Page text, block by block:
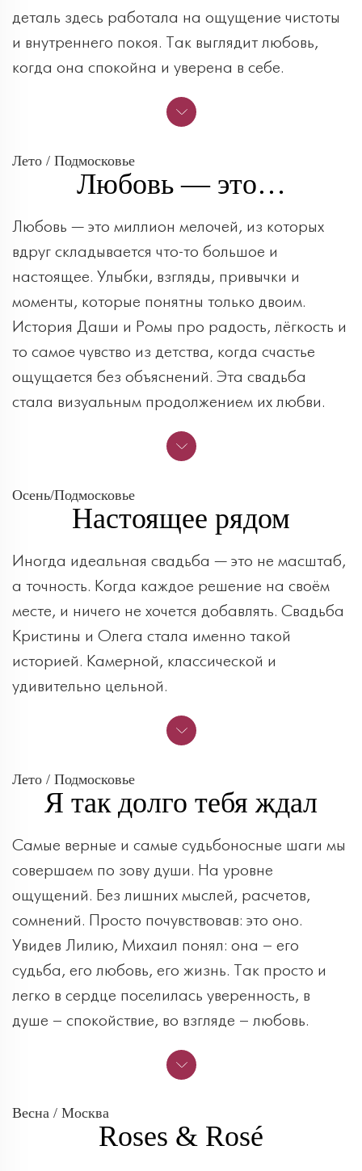
деталь здесь работала на ощущение чистоты
и внутреннего покоя. Так выглядит любовь,
когда она спокойна и уверена в себе.
Лето / Подмосковье
Любовь — это…
Любовь — это миллион мелочей, из которых
вдруг складывается что-то большое и
настоящее. Улыбки, взгляды, привычки и
моменты, которые понятны только двоим.
История Даши и Ромы про радость, лёгкость и
то самое чувство из детства, когда счастье
ощущается без объяснений. Эта свадьба
стала визуальным продолжением их любви.
Осень/Подмосковье
Настоящее рядом
Иногда идеальная свадьба — это не масштаб,
а точность. Когда каждое решение на своём
месте, и ничего не хочется добавлять. Свадьба
Кристины и Олега стала именно такой
историей. Камерной, классической и
удивительно цельной.
Лето / Подмосковье
Я так долго тебя ждал
Самые верные и самые судьбоносные шаги мы
совершаем по зову души. На уровне
ощущений. Без лишних мыслей, расчетов,
сомнений. Просто почувствовав: это оно.
Увидев Лилию, Михаил понял: она – его
судьба, его любовь, его жизнь. Так просто и
легко в сердце поселилась уверенность, в
душе – спокойствие, во взгляде – любовь.
Весна / Москва
Roses & Rosé